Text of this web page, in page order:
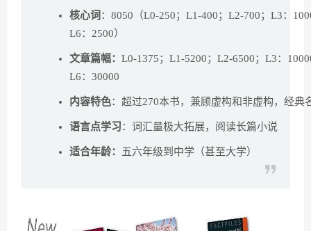
核心词 ：8050（L0-250；L1-400；L2-700；L3：
L6：2500）
文章篇幅： L0-1375；L1-5200；L2-6500；L3：
L6：30000
内容特色：超过270本书，兼顾虚构和非虚构，经典
语言点学习：词汇量极大拓展，阅读长篇小说
适合年龄： 五六年级到中学（甚至大学）